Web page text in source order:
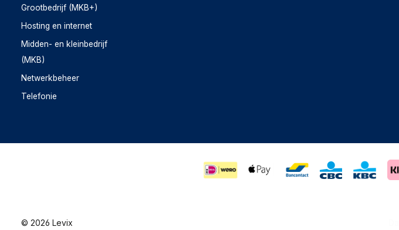
Grootbedrijf (MKB+)
Hosting en internet
Midden- en kleinbedrijf
(MKB)
Netwerkbeheer
Telefonie
© 2026 Levix